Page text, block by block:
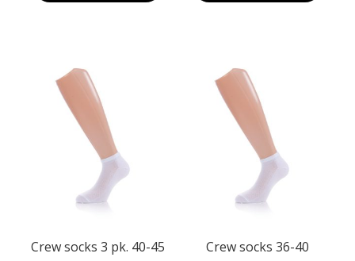
Crew socks 3 pk. 40-45
produktet
har
flere
varianter.
Alternativene
kan
velges
produktsiden
Crew socks 36-40
produktet
har
flere
varianter.
Alternativene
kan
velges
produktsiden